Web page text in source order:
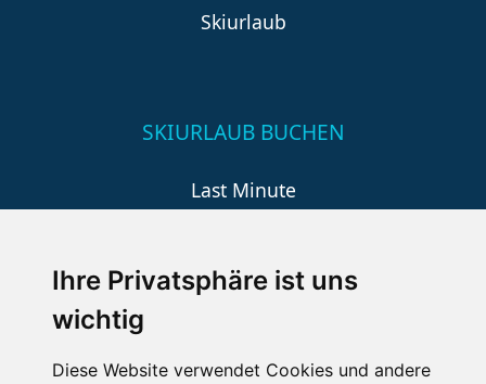
Ihre Privatsphäre ist uns
wichtig
Diese Website verwendet Cookies und andere
Skiurlaub
SKIURLAUB BUCHEN
Last Minute
Wellness
SCHNEEHÖHEN SKI APP